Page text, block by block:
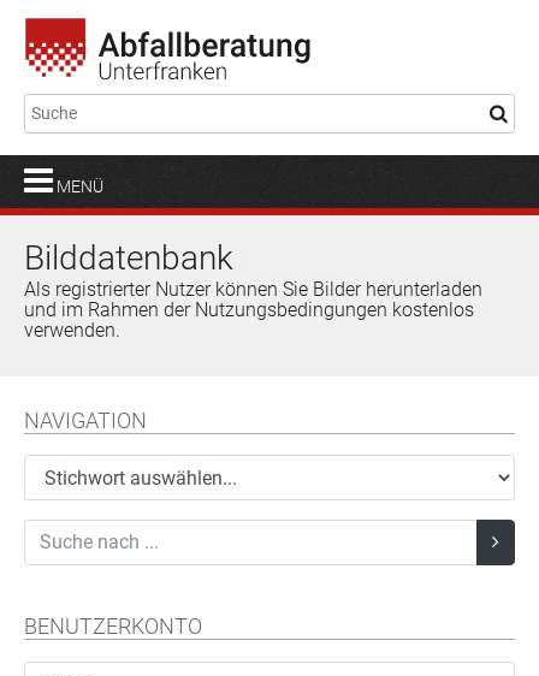
MENÜ
Bilddatenbank
Als registrierter Nutzer können Sie Bilder herunterladen
und im Rahmen der Nutzungsbedingungen kostenlos
verwenden.
NAVIGATION
BENUTZERKONTO